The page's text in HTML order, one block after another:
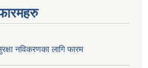
नविकरणका लागि फारम